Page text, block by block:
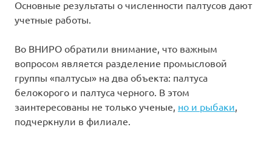
Основные результаты о численности палтусов дают
учетные работы.
Во ВНИРО обратили внимание, что важным
вопросом является разделение промысловой
группы «палтусы» на два объекта: палтуса
белокорого и палтуса черного. В этом
заинтересованы не только ученые, но и рыбаки
подчеркнули в филиале.